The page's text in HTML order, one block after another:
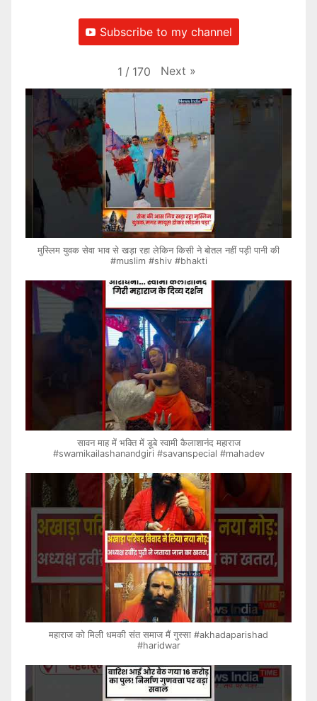
Subscribe to my channel
1 / 170 Next »
मुस्लिम युवक सेवा भाव से खड़ा रहा लेकिन किसी ने बोतल नहीं पड़ी पानी की
#muslim #shiv #bhakti
सावन माह में भक्ति में डूबे स्वामी कैलाशानंद महाराज
#swamikailashanandgiri #savanspecial #mahadev
महाराज को मिली धमकी संत समाज मैं गुस्सा #akhadaparishad
#haridwar